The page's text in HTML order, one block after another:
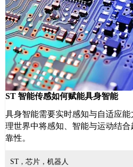
ST 智能传感如何赋能具身智能
具身智能需要实时感知与自适应
理世界中将感知、智能与运动结
靠性。
ST，芯片，机器人